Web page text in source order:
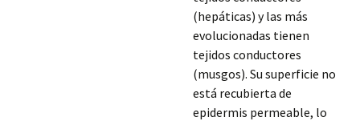
(hepáticas) y las más
evolucionadas tienen
tejidos conductores
(musgos). Su superficie no
está recubierta de
epidermis permeable, lo